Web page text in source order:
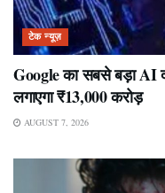
टेक न्यूज़
Google का सबसे बड़ा AI
लगाएगा ₹13,000 करोड़
AUGUST 7, 2026